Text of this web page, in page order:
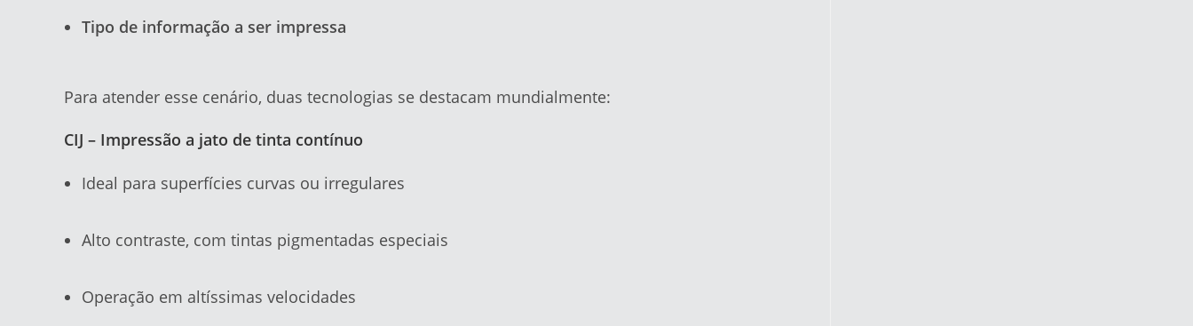
Tipo de informação a ser impressa
Para atender esse cenário, duas tecnologias se destacam mundialmente:
CIJ – Impressão a jato de tinta contínuo
Ideal para superfícies curvas ou irregulares
Alto contraste, com tintas pigmentadas especiais
Operação em altíssimas velocidades